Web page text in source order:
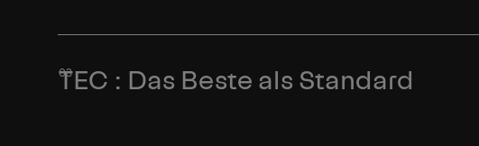
TEC : Das Beste als Standard